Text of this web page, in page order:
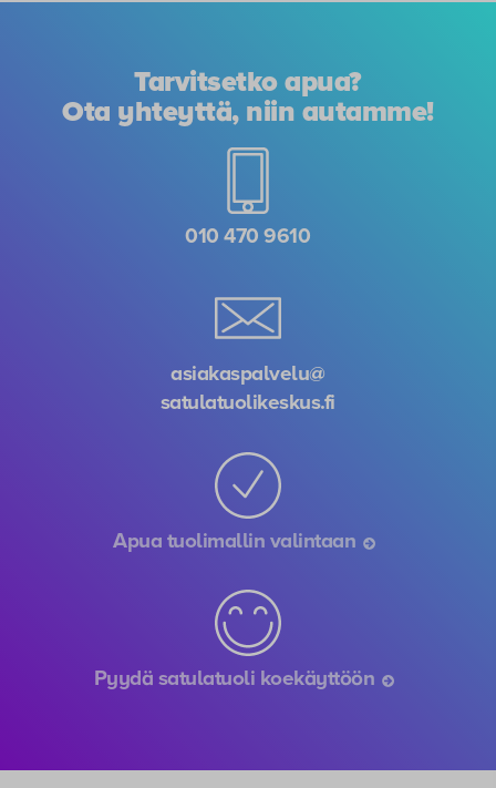
Tarvitsetko apua?
Ota yhteyttä, niin autamme!
010 470 9610
asiakaspalvelu@
satulatuolikeskus.fi
Apua tuolimallin valintaan
Pyydä satulatuoli koekäyttöön